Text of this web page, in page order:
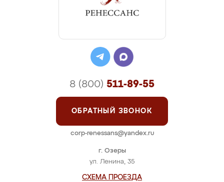
г. Озеры
ул. Ленина, 35
СХЕМА ПРОЕЗДА
8 (800) 511-89-55
ОБРАТНЫЙ ЗВОНОК
corp-renessans@yandex.ru